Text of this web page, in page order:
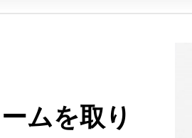
ムを取り